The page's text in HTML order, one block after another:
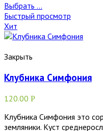
Выбрать ...
Быстрый просмотр
Хит
Закрыть
Клубника Симфония
120.00 Р
Клубника Симфония это
земляники. Куст